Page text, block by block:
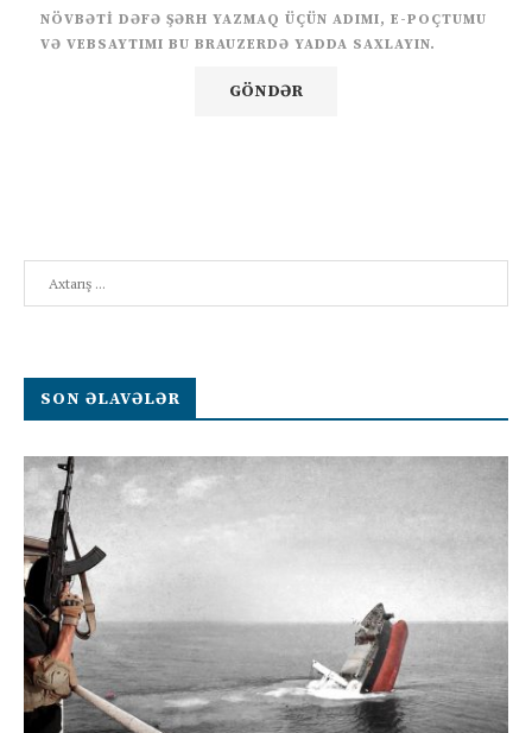
NÖVBƏTI DƏFƏ ŞƏRH YAZMAQ ÜÇÜN ADIMI, E-POÇTUMU
VƏ VEBSAYTIMI BU BRAUZERDƏ YADDA SAXLAYIN.
SON ƏLAVƏLƏR